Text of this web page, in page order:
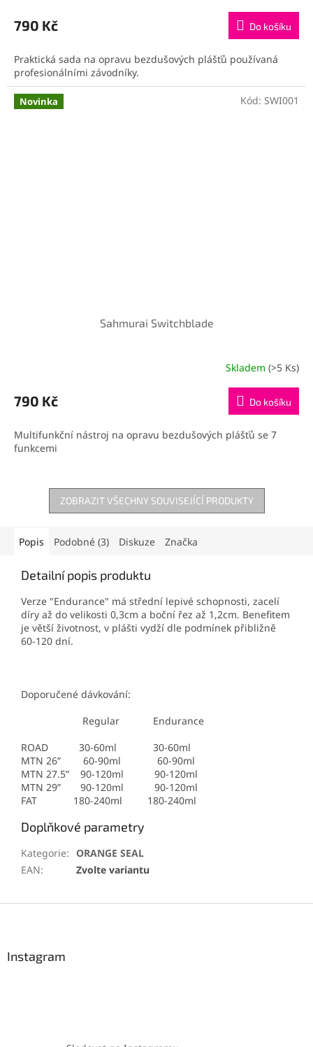
790 Kč Do košíku
Praktická sada na opravu bezdušových plášťů používaná
profesionálními závodníky.
Novinka
Sahmurai Switchblade
Skladem (>5 Ks)
790 Kč Do košíku
Multifunkční nástroj na opravu bezdušových plášťů se 7
funkcemi
Kód: SWI001
ZOBRAZIT VŠECHNY SOUVISEJÍCÍ PRODUKTY
Popis Podobné (3) Diskuze Značka
Detailní popis produktu
Verze "Endurance" má střední lepivé schopnosti, zacelí
díry až do velikosti 0,3cm a boční řez až 1,2cm. Benefitem
je větší životnost, v plášti vydží dle podmínek přibližně
60-120 dní.
Doporučené dávkování:
Regular Endurance
ROAD 30-60ml 30-60ml
MTN 26” 60-90ml 60-90ml
MTN 27.5” 90-120ml 90-120ml
MTN 29” 90-120ml 90-120ml
FAT 180-240ml 180-240ml
Doplňkové parametry
Kategorie:
ORANGE SEAL
EAN: Zvolte variantu
Instagram